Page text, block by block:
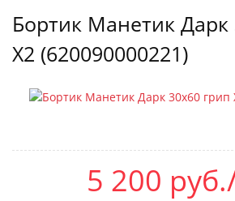
Бортик Манетик Дарк
X2 (620090000221)
5 200